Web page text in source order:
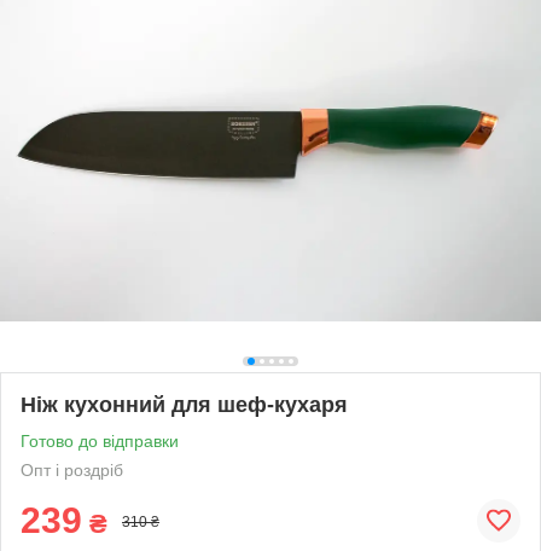
Ніж кухонний для шеф-кухаря
Готово до відправки
Опт і роздріб
239 ₴ 310 ₴